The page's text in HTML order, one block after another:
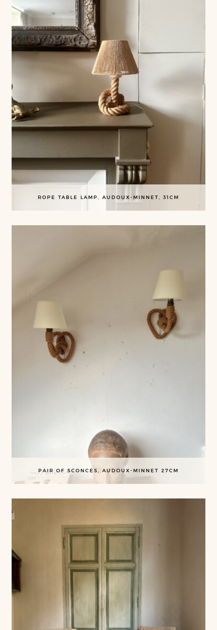
ROPE TABLE LAMP, AUDOUX-MINNET, 31CM
PAIR OF SCONCES, AUDOUX-MINNET 27CM